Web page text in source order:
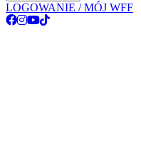
LOGOWANIE / MÓJ WFF